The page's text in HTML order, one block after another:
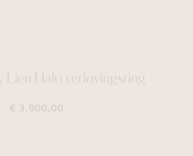
Lien Halo verlovingsring
€ 3.900,00